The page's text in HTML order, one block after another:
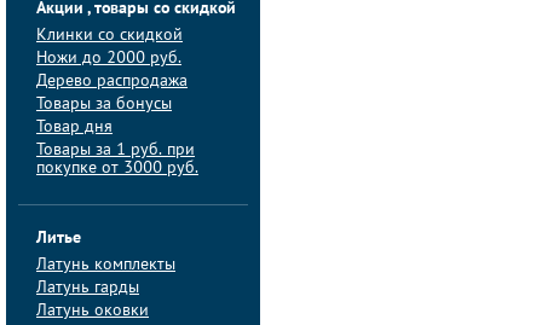
Акции , товары со скидкой
Клинки со скидкой
Ножи до 2000 руб.
Дерево распродажа
Товары за бонусы
Товар дня
Товары за 1 руб. при
покупке от 3000 руб.
Литье
Латунь комплекты
Латунь гарды
Латунь оковки